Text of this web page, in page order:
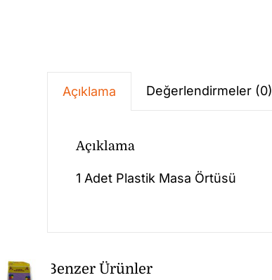
Açıklama Değerlendirmeler (0)
Açıklama
1 Adet Plastik Masa Örtüsü
Benzer Ürünler